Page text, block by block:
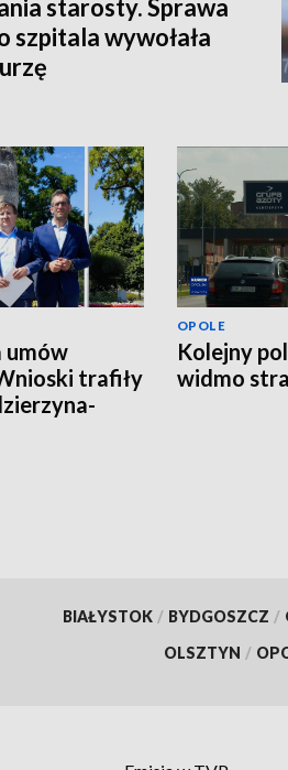
starosty. Sprawa
szpitala wywołała
umów
trafiły
OPOLE
Kolejny
widmo
BIAŁYSTOK / BYDGOSZCZ /
OLSZTYN /